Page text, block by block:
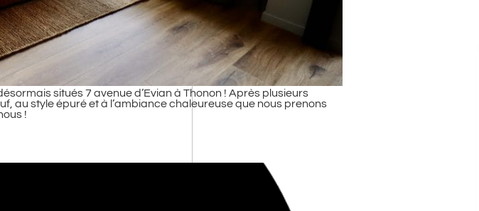
situés 7 avenue d’Evian à Thonon ! Après plusieurs
au style épuré et à l’ambiance chaleureuse que nous prenons
!